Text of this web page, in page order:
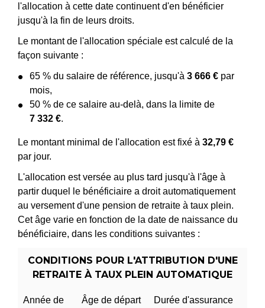
l'allocation à cette date continuent d'en bénéficier
jusqu'à la fin de leurs droits.
Le montant de l'allocation spéciale est calculé de la
façon suivante :
65 % du salaire de référence, jusqu'à 3 666 € par
mois,
50 % de ce salaire au-delà, dans la limite de
7 332 €.
Le montant minimal de l'allocation est fixé à 32,79 €
par jour.
L'allocation est versée au plus tard jusqu'à l'âge à
partir duquel le bénéficiaire a droit automatiquement
au versement d'une pension de retraite à taux plein.
Cet âge varie en fonction de la date de naissance du
bénéficiaire, dans les conditions suivantes :
CONDITIONS POUR L'ATTRIBUTION D'UNE
RETRAITE À TAUX PLEIN AUTOMATIQUE
Année de
Âge de départ
Durée d'assurance